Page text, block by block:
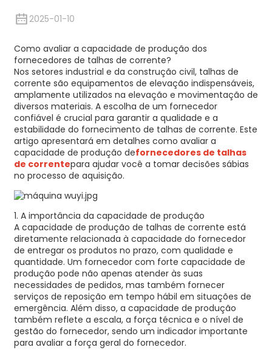
2025-01-10
Como avaliar a capacidade de produção dos
fornecedores de talhas de corrente?
Nos setores industrial e da construção civil, talhas de
corrente são equipamentos de elevação indispensáveis,
amplamente utilizados na elevação e movimentação de
diversos materiais. A escolha de um fornecedor
confiável é crucial para garantir a qualidade e a
estabilidade do fornecimento de talhas de corrente. Este
artigo apresentará em detalhes como avaliar a
capacidade de produção defornecedores de talhas
de correntepara ajudar você a tomar decisões sábias
no processo de aquisição.
1. A importância da capacidade de produção
A capacidade de produção de talhas de corrente está
diretamente relacionada à capacidade do fornecedor
de entregar os produtos no prazo, com qualidade e
quantidade. Um fornecedor com forte capacidade de
produção pode não apenas atender às suas
necessidades de pedidos, mas também fornecer
serviços de reposição em tempo hábil em situações de
emergência. Além disso, a capacidade de produção
também reflete a escala, a força técnica e o nível de
gestão do fornecedor, sendo um indicador importante
para avaliar a força geral do fornecedor.